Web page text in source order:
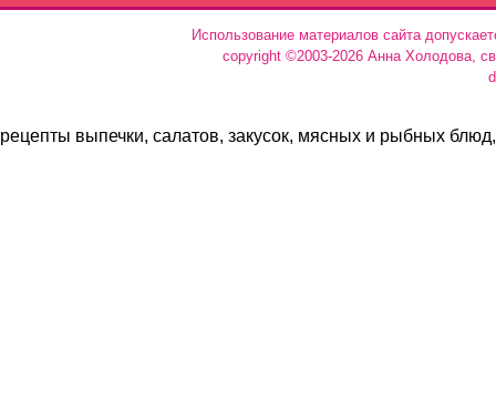
Использование материалов сайта
copyright ©2003-2026 Анна Холодова,
рецепты выпечки, салатов, закусок, мясных и рыбных